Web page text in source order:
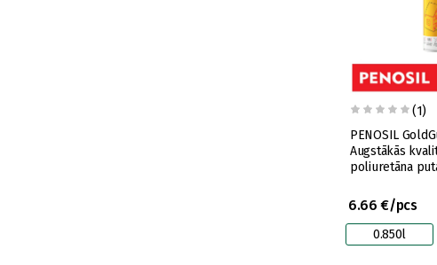
(1)
PENOSIL
Augstākās
poliuretāna
6.66 €/pcs
0.850l